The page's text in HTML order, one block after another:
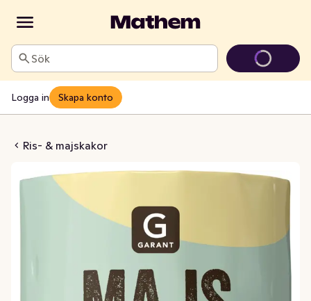
Sök
Logga in Skapa konto
Ris- & majskakor
Ost